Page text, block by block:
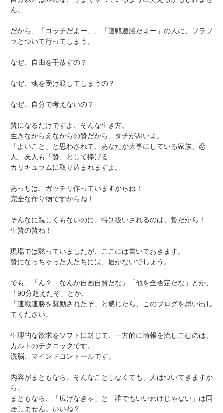
ん。
だから、「コッチだよー」、「連戦連勝だよー」の人に、フラフ
ラとついて行ってしまう。
なぜ、自由を手放すの？
なぜ、魂を受け渡してしまうの？
なぜ、自分で考えないの？
贄になるだけですよ、そんな生き方。
生きながらえながらの贄だから、タチが悪いよ。
「よいこと」と思わされて、あなたが大事にしている家族、恋
人、友人も「贄」として捧げる
カリキュラムに取り込まれますよ。
あっちは、ガッチリ作っていますからね！
完全な作り物ですからね！
そんなに親しくもないのに、特別扱いされるのは、贄だから！
生贄の贄ね！
現場では黙っていましたが、ここには書いておきます。
贄になっちゃった人たちには、届かないでしょう。
でも、「ん？ なんか自画自賛だな」「他を全否定だな」とか、
「90分超えたぞ」とか、
「連戦連勝を奨励されたぞ」と感じたら、このブログを思い出し
てください。
生理的な欲求をソフトに封じて、一方的に情報を流しこむのは、
カルトのテクニックです。
洗脳、マインドコントールです。
内容がまともなら、そんなことしなくても、人はついてきますか
ら。
まともなら、「広げなきゃ」と「誰でもいいわけじゃない」は同
居しません。いいね？